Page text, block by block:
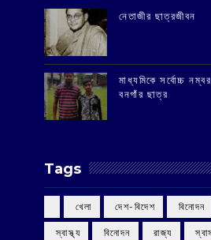
‌নেতাজীর ছাত্রজীবন
মাধ্যমিকে সর্বোচ্চ
বনগাঁর ছাত্র
Tags
‌ খেলা ‌ দেশ-বিদেশ ‌ বিনোদন
‌ স্বাস্থ্য ‌ বিনোদন ‌ রাজ্য